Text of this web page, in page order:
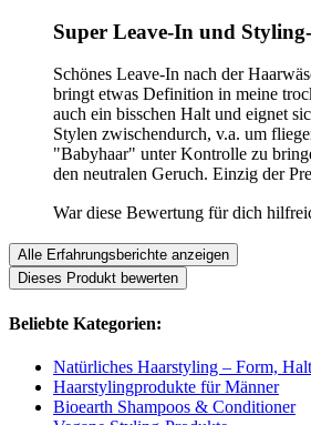
Super Leave-In und
Schönes Leave-In nach der
bringt etwas Definition in meine
auch ein bisschen Halt und eignet
Stylen zwischendurch, v.a. um
"Babyhaar" unter Kontrolle zu
den neutralen Geruch. Einzig der
War diese Bewertung für dich
Alle Erfahrungsberichte anzeigen
Dieses Produkt bewerten
Beliebte Kategorien:
Natürliches Haarstyling – Form,
Haarstylingprodukte für Männer
Bioearth Shampoos & Conditioner